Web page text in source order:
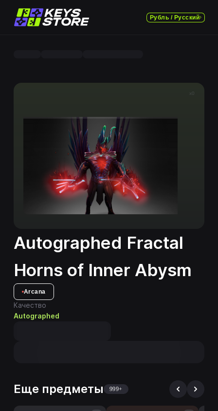
Рубль / Русский
x0
Autographed Fractal
Horns of Inner Abysm
Arcana
Качество
Autographed
Еще предметы 999+